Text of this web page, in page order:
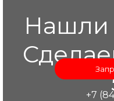
Нашли
+7